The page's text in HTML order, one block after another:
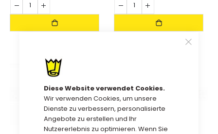
Diese Website verwendet Cookies.
Wir verwenden Cookies, um unsere
Dienste zu verbessern, personalisierte
Angebote zu erstellen und Ihr
Nutzererlebnis zu optimieren. Wenn Sie